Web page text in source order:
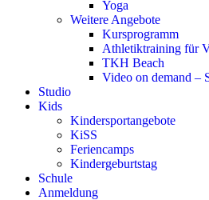
Yoga
Weitere Angebote
Kursprogramm
Athletiktraining für
TKH Beach
Video on demand –
Studio
Kids
Kindersportangebote
KiSS
Feriencamps
Kindergeburtstag
Schule
Anmeldung